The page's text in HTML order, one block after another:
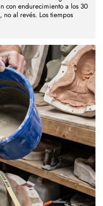
con endurecimiento a los 30
al revés. Los tiempos